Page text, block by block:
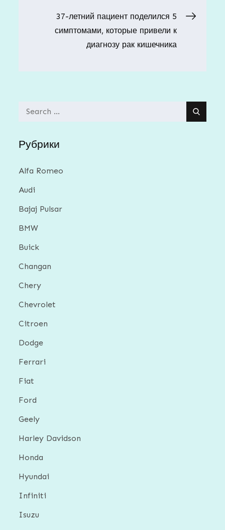
записям
37-летний пациент поделился 5
симптомами, которые привели к
диагнозу рак кишечника
Search
Рубрики
Alfa Romeo
Audi
Bajaj Pulsar
BMW
Buick
Changan
Chery
Chevrolet
Citroen
Dodge
Ferrari
Fiat
Ford
Geely
Harley Davidson
Honda
Hyundai
Infiniti
Isuzu